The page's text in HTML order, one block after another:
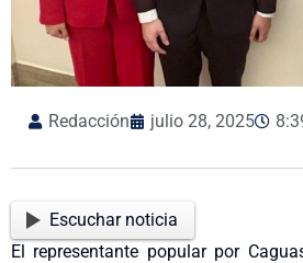
Redacción julio 28, 2025
Escuchar noticia
El representante popular por